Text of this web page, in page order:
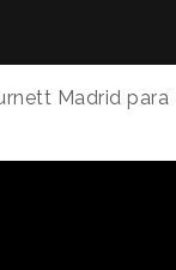
Madrid